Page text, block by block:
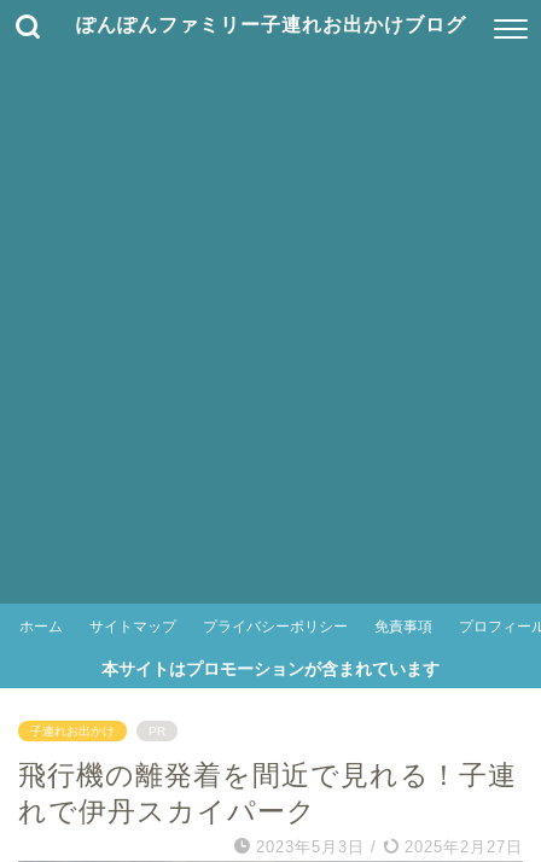
ぽんぽんファミリー子連れお出かけブログ
ホーム サイトマップ プライバシーポリシー 免責事項 プロフィー
本サイトはプロモーションが含まれています
子連れお出かけ PR
飛行機の離発着を間近で見れる！子連
れで伊丹スカイパーク
2023年5月3日 / 2025年2月27日